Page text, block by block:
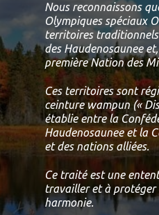
Nous reconnaissons
Olympiques spéciaux
territoires
des Haudenosaunee
première Nation des
Ces territoires sont
ceinture wampun («
établie entre la
Haudenosaunee et la
et des nations alliées.
Ce traité est une
travailler et à protéger
harmonie.